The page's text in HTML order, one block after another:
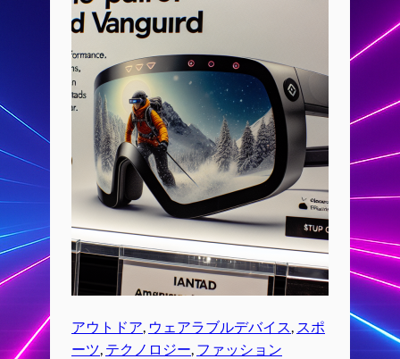
アウトドア, ウェアラブルデバイス, スポ
ーツ, テクノロジー, ファッション